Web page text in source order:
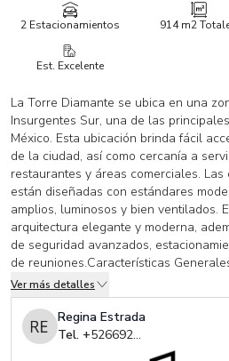
2 Estacionamientos 914 m2
Est. Excelente
La Torre Diamante se ubica en una
Insurgentes Sur, una de las
México. Esta ubicación brinda fácil
de la ciudad, así como cercanía a
restaurantes y áreas comerciales.
están diseñadas con estándares
amplios, luminosos y bien ventilados.
arquitectura elegante y moderna,
de seguridad avanzados,
de reuniones.Características
Área disponible: 914 m2, Renta x m2:
Mxn, 1 Cajón de Estacionamiento por
Inmediata Con una superficie total de
& Play son ideales para empresas
funcional y bien ubicado en la Ciudad
Ver más detalles
Regina Estrada
Tel. +526692391239